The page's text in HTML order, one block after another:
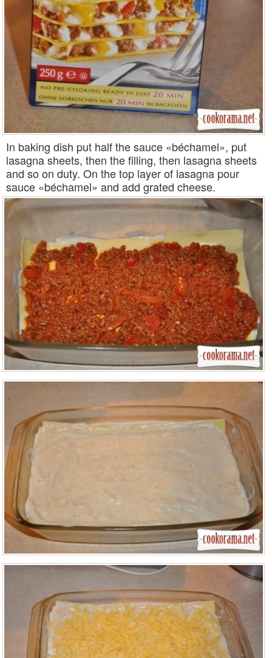
In baking dish put half the sauce «béchamel», put
lasagna sheets, then the filling, then lasagna sheets
and so on duty. On the top layer of lasagna pour
sauce «béchamel» and add grated cheese.